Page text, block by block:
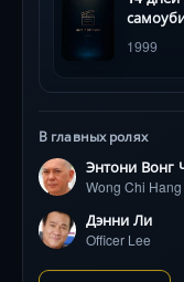
свидетелей и
1999
В главных ролях
Энтони Вонг
Wong Chi Hang
Дэнни Ли
Officer Lee